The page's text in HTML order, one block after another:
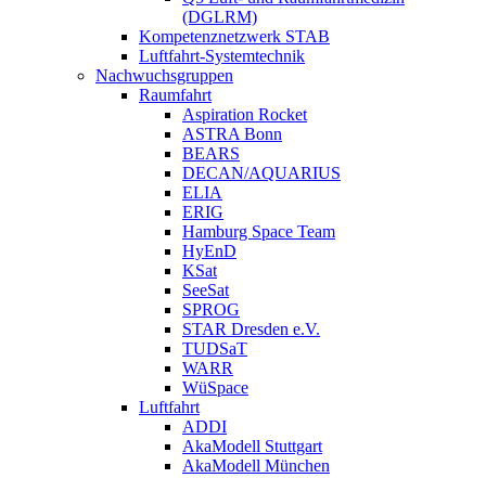
(DGLRM)
Kompetenznetzwerk STAB
Luftfahrt-Systemtechnik
Nachwuchsgruppen
Raumfahrt
Aspiration Rocket
ASTRA Bonn
BEARS
DECAN/AQUARIUS
ELIA
ERIG
Hamburg Space Team
HyEnD
KSat
SeeSat
SPROG
STAR Dresden e.V.
TUDSaT
WARR
WüSpace
Luftfahrt
ADDI
AkaModell Stuttgart
AkaModell München